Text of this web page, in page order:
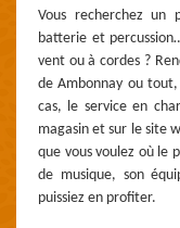
Vous recherchez un
batterie et
vent ou à cordes ?
de Ambonnay ou
cas, le service en
magasin et sur le site
que vous voulez où le
de musique, son
puissiez en profiter.